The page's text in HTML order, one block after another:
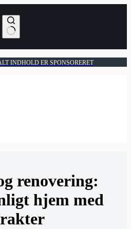
INDHOLD ER SPONSORERET
renovering:
hjem med